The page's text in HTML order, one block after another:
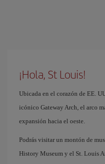
¡Hola, St Louis!
Ubicada en el corazón de EE.
icónico Gateway Arch, el arco
expansión hacia el oeste.
Podrás visitar un montón de
History Museum y el St. Louis